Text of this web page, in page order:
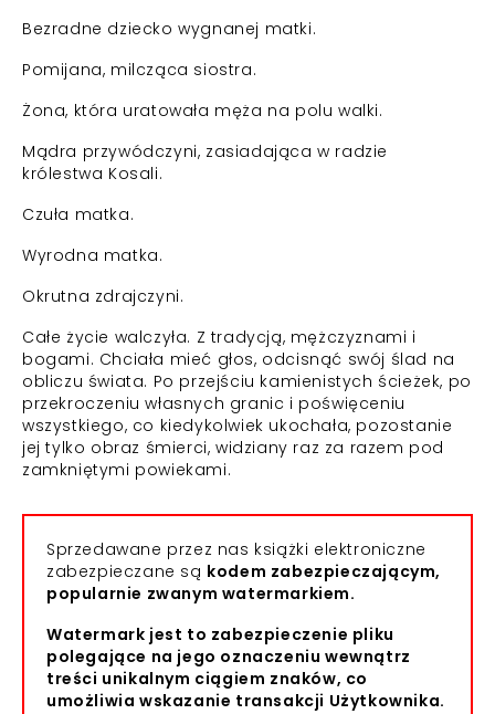
Bezradne dziecko wygnanej matki.
Pomijana, milcząca siostra.
Żona, która uratowała męża na polu walki.
Mądra przywódczyni, zasiadająca w radzie
królestwa Kosali.
Czuła matka.
Wyrodna matka.
Okrutna zdrajczyni.
Całe życie walczyła. Z tradycją, mężczyznami i
bogami. Chciała mieć głos, odcisnąć swój ślad na
obliczu świata. Po przejściu kamienistych ścieżek, po
przekroczeniu własnych granic i poświęceniu
wszystkiego, co kiedykolwiek ukochała, pozostanie
jej tylko obraz śmierci, widziany raz za razem pod
zamkniętymi powiekami.
Sprzedawane przez nas książki elektroniczne
zabezpieczane są kodem zabezpieczającym,
popularnie zwanym watermarkiem.
Watermark jest to zabezpieczenie pliku
polegające na jego oznaczeniu wewnątrz
treści unikalnym ciągiem znaków, co
umożliwia wskazanie transakcji Użytkownika.